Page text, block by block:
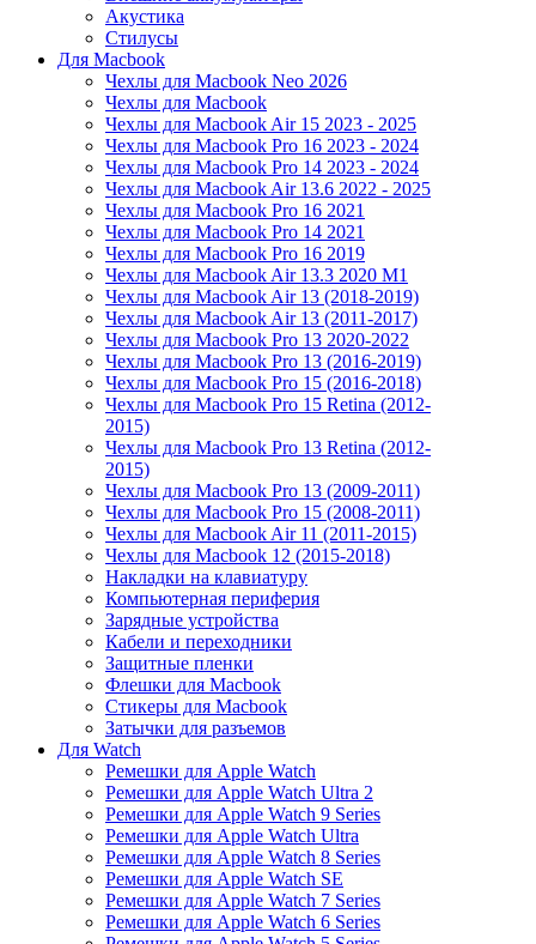
Акустика
Стилусы
Для Macbook
Чехлы для Macbook Neo 2026
Чехлы для Macbook
Чехлы для Macbook Air 15 2023 - 2025
Чехлы для Macbook Pro 16 2023 - 2024
Чехлы для Macbook Pro 14 2023 - 2024
Чехлы для Macbook Air 13.6 2022 - 2025
Чехлы для Macbook Pro 16 2021
Чехлы для Macbook Pro 14 2021
Чехлы для Macbook Pro 16 2019
Чехлы для Macbook Air 13.3 2020 M1
Чехлы для Macbook Air 13 (2018-2019)
Чехлы для Macbook Air 13 (2011-2017)
Чехлы для Macbook Pro 13 2020-2022
Чехлы для Macbook Pro 13 (2016-2019)
Чехлы для Macbook Pro 15 (2016-2018)
Чехлы для Macbook Pro 15 Retina (2012-
2015)
Чехлы для Macbook Pro 13 Retina (2012-
2015)
Чехлы для Macbook Pro 13 (2009-2011)
Чехлы для Macbook Pro 15 (2008-2011)
Чехлы для Macbook Air 11 (2011-2015)
Чехлы для Macbook 12 (2015-2018)
Накладки на клавиатуру
Компьютерная периферия
Зарядные устройства
Кабели и переходники
Защитные пленки
Флешки для Macbook
Стикеры для Macbook
Затычки для разъемов
Для Watch
Ремешки для Apple Watch
Ремешки для Apple Watch Ultra 2
Ремешки для Apple Watch 9 Series
Ремешки для Apple Watch Ultra
Ремешки для Apple Watch 8 Series
Ремешки для Apple Watch SE
Ремешки для Apple Watch 7 Series
Ремешки для Apple Watch 6 Series